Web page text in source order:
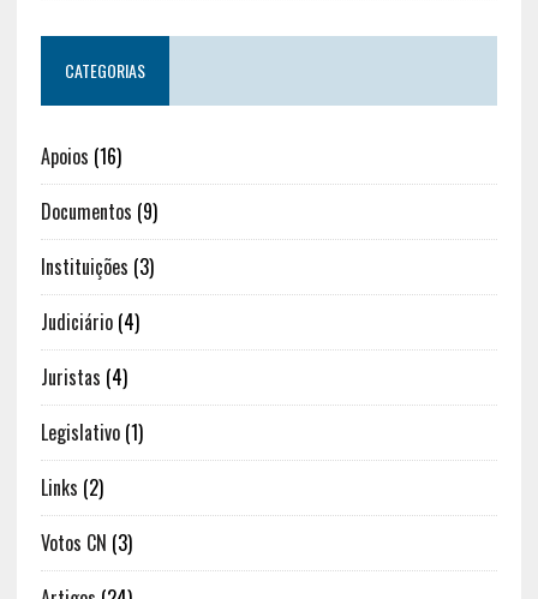
CATEGORIAS
Apoios (16)
Documentos (9)
Instituições (3)
Judiciário(4)
Juristas (4)
Legislativo(1)
Links (2)
Votos CN (3)